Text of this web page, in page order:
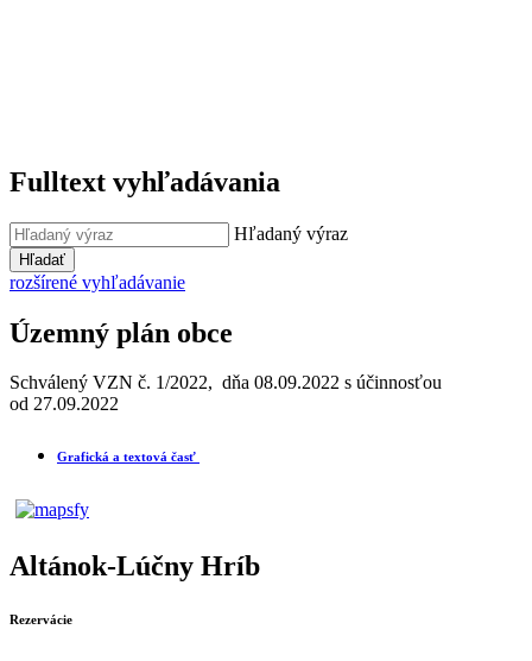
Fulltext vyhľadávania
Hľadaný výraz
Hľadať
rozšírené vyhľadávanie
Územný plán obce
Schválený VZN č. 1/2022, dňa 08.09.2022 s účinnosťou
od 27.09.2022
Grafická a textová časť
Altánok-Lúčny Hríb
Rezervácie